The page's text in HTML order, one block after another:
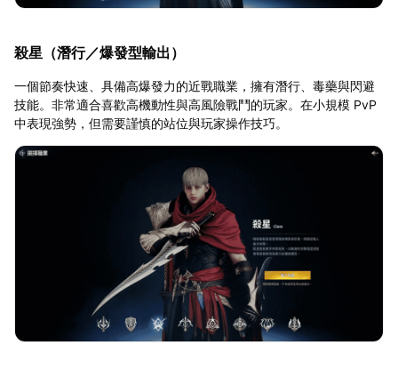
殺星（潛行／爆發型輸出）
一個節奏快速、具備高爆發力的近戰職業，擁有潛行、毒藥與閃避
技能。非常適合喜歡高機動性與高風險戰鬥的玩家。在小規模 PvP
中表現強勢，但需要謹慎的站位與玩家操作技巧。